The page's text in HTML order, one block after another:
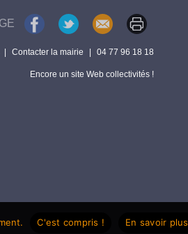
Contacter la mairie 04 77 96 18 18
Encore un site Web collectivités !
C'est compris ! En savoir plus